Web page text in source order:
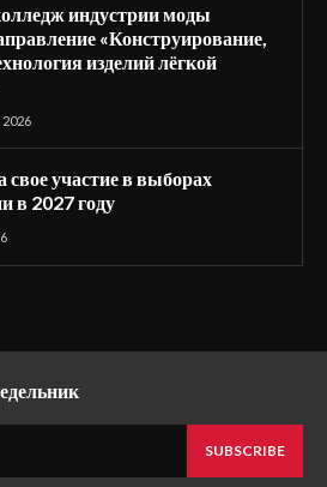
индустрии моды
«Конструирование,
изделий лёгкой
2026
свое участие в выборах
в 2027 году
SUBSCRIBE